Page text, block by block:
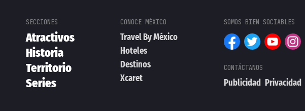
Atractivos
Historia
Territorio
Series
Travel By México
Hoteles
Destinos
Xcaret
Publicidad Privacidad